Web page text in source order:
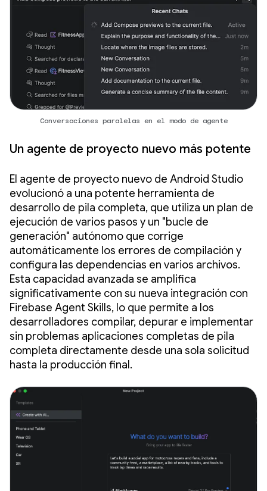
Conversaciones paralelas en el modo de agente
Un agente de proyecto nuevo más potente
El agente de proyecto nuevo de Android Studio
evolucionó a una potente herramienta de
desarrollo de pila completa, que utiliza un plan de
ejecución de varios pasos y un "bucle de
generación" autónomo que corrige
automáticamente los errores de compilación y
configura las dependencias en varios archivos.
Esta capacidad avanzada se amplifica
significativamente con su nueva integración con
Firebase Agent Skills, lo que permite a los
desarrolladores compilar, depurar e implementar
sin problemas aplicaciones completas de pila
completa directamente desde una sola solicitud
hasta la producción final.